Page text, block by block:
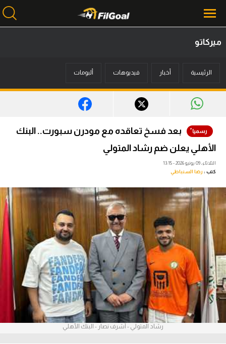
أخبار
ميركاتو
فانتازي في الجول
فيديوهات
آراء حرة
ركن الألعاب
بطولات
أمريكا 2026
الدوري المصري
ميركاتو
الرئيسية أخبار فيديوهات ألبومات
بعد فسخ تعاقده مع مودرن سبورت.. البنك
الأهلي يعلن ضم رشاد المتولي
الثلاثاء، 09 يونيو 2026 - 13:15
كتب : رضا السنباطي
رشاد المتولي - أشرف نصار - البنك الأهلي